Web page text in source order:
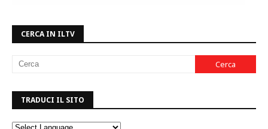
CERCA IN ILTV
TRADUCI IL SITO